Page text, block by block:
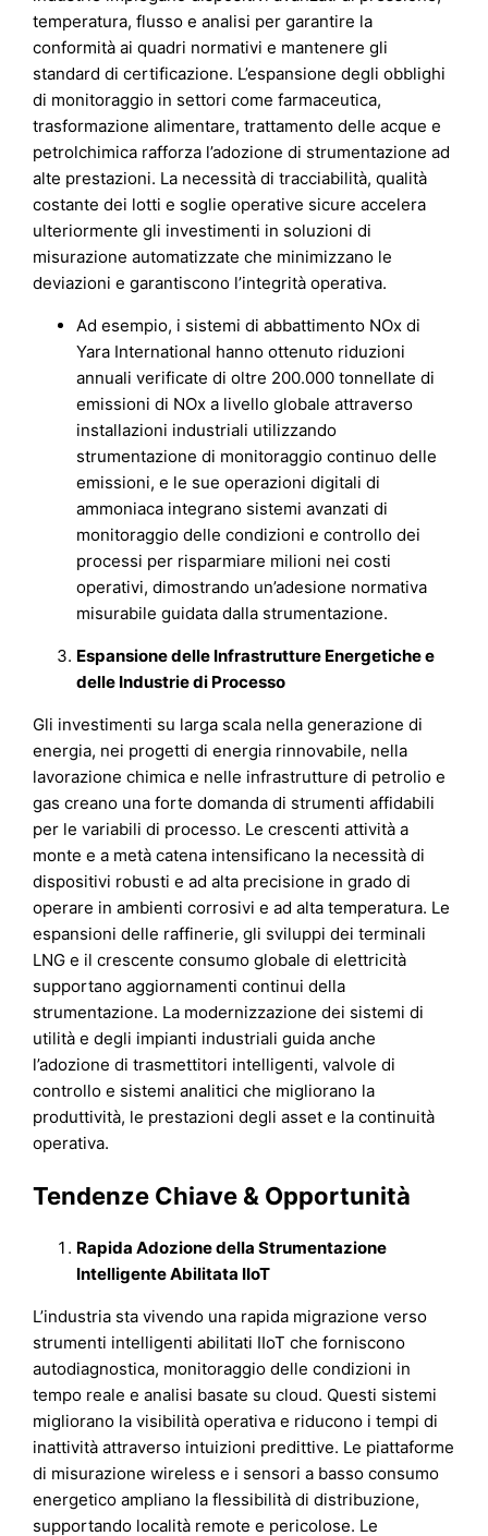
temperatura, flusso e analisi per garantire la
conformità ai quadri normativi e mantenere gli
standard di certificazione. L’espansione degli obblighi
di monitoraggio in settori come farmaceutica,
trasformazione alimentare, trattamento delle acque e
petrolchimica rafforza l’adozione di strumentazione ad
alte prestazioni. La necessità di tracciabilità, qualità
costante dei lotti e soglie operative sicure accelera
ulteriormente gli investimenti in soluzioni di
misurazione automatizzate che minimizzano le
deviazioni e garantiscono l’integrità operativa.
Ad esempio, i sistemi di abbattimento NOx di
Yara International hanno ottenuto riduzioni
annuali verificate di oltre 200.000 tonnellate di
emissioni di NOx a livello globale attraverso
installazioni industriali utilizzando
strumentazione di monitoraggio continuo delle
emissioni, e le sue operazioni digitali di
ammoniaca integrano sistemi avanzati di
monitoraggio delle condizioni e controllo dei
processi per risparmiare milioni nei costi
operativi, dimostrando un’adesione normativa
misurabile guidata dalla strumentazione.
Espansione delle Infrastrutture Energetiche e
delle Industrie di Processo
Gli investimenti su larga scala nella generazione di
energia, nei progetti di energia rinnovabile, nella
lavorazione chimica e nelle infrastrutture di petrolio e
gas creano una forte domanda di strumenti affidabili
per le variabili di processo. Le crescenti attività a
monte e a metà catena intensificano la necessità di
dispositivi robusti e ad alta precisione in grado di
operare in ambienti corrosivi e ad alta temperatura. Le
espansioni delle raffinerie, gli sviluppi dei terminali
LNG e il crescente consumo globale di elettricità
supportano aggiornamenti continui della
strumentazione. La modernizzazione dei sistemi di
utilità e degli impianti industriali guida anche
l’adozione di trasmettitori intelligenti, valvole di
controllo e sistemi analitici che migliorano la
produttività, le prestazioni degli asset e la continuità
operativa.
Tendenze Chiave & Opportunità
Rapida Adozione della Strumentazione
Intelligente Abilitata IIoT
L’industria sta vivendo una rapida migrazione verso
strumenti intelligenti abilitati IIoT che forniscono
autodiagnostica, monitoraggio delle condizioni in
tempo reale e analisi basate su cloud. Questi sistemi
migliorano la visibilità operativa e riducono i tempi di
inattività attraverso intuizioni predittive. Le piattaforme
di misurazione wireless e i sensori a basso consumo
energetico ampliano la flessibilità di distribuzione,
supportando località remote e pericolose. Le